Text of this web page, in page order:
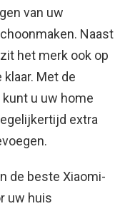
van uw
Naast
het merk ook op
Met de
u uw home
extra
de beste Xiaomi-
uw huis